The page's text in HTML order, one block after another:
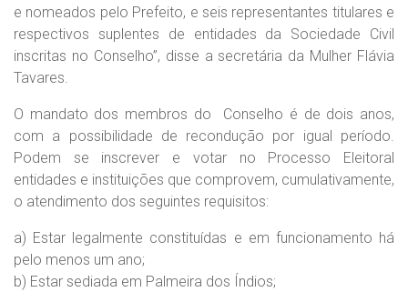
e nomeados pelo Prefeito, e seis representantes titulares e
respectivos suplentes de entidades da Sociedade Civil
inscritas no Conselho”, disse a secretária da Mulher Flávia
Tavares.
O mandato dos membros do Conselho é de dois anos,
com a possibilidade de recondução por igual período.
Podem se inscrever e votar no Processo Eleitoral
entidades e instituições que comprovem, cumulativamente,
o atendimento dos seguintes requisitos:
a) Estar legalmente constituídas e em funcionamento há
pelo menos um ano;
b) Estar sediada em Palmeira dos Índios;